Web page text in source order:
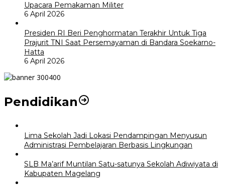
Upacara Pemakaman Militer
6 April 2026
Presiden RI Beri Penghormatan Terakhir Untuk Tiga
Prajurit TNI Saat Persemayaman di Bandara Soekarno-
Hatta
6 April 2026
Pendidikan
Lima Sekolah Jadi Lokasi Pendampingan Menyusun
Administrasi Pembelajaran Berbasis Lingkungan
SLB Ma’arif Muntilan Satu-satunya Sekolah Adiwiyata di
Kabupaten Magelang